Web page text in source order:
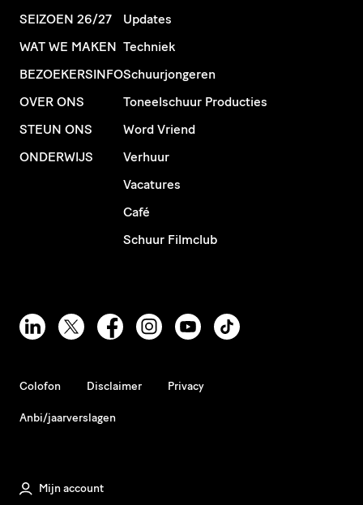
SEIZOEN 26/27
WAT WE MAKEN
BEZOEKERSINFO
OVER ONS
STEUN ONS
ONDERWIJS
Updates
Techniek
Schuurjongeren
Toneelschuur Producties
Word Vriend
Verhuur
Vacatures
Café
Schuur Filmclub
Colofon Disclaimer Privacy
Anbi/jaarverslagen
Mijn account